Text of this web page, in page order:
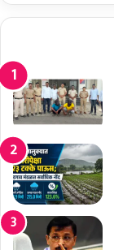
र्ण
का
र्य
रा
ह
णा
र
:
वि
शे
ष
पो
३
ची
१
जु
लै
रो
जी
प
र
त
फे